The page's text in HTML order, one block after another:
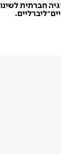
חברתית